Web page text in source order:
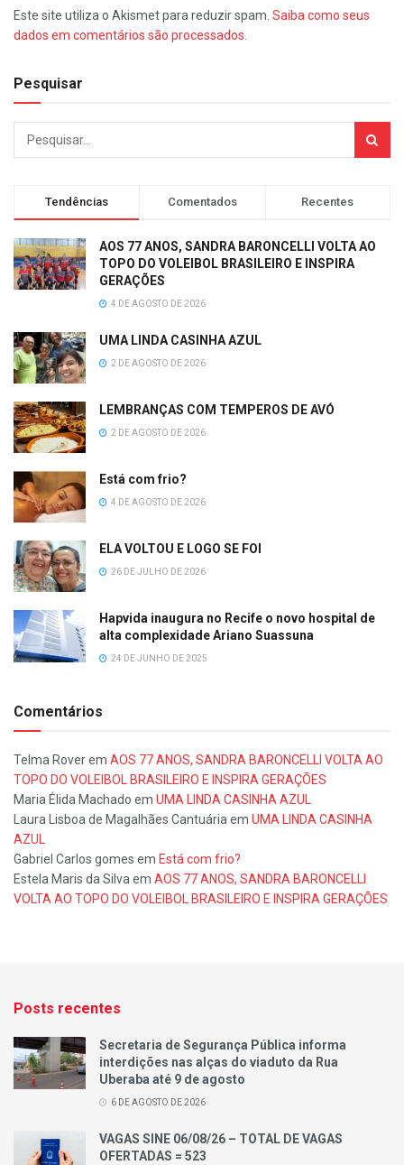
Este site utiliza o Akismet para reduzir spam. Saiba como seus
dados em comentários são processados
Pesquisar
Tendências Comentados Recentes
AOS 77 ANOS, SANDRA BARONCELLI VOLTA AO
TOPO DO VOLEIBOL BRASILEIRO E INSPIRA
GERAÇÕES
4 DE AGOSTO DE 2026
UMA LINDA CASINHA AZUL
2 DE AGOSTO DE 2026
LEMBRANÇAS COM TEMPEROS DE AVÓ
2 DE AGOSTO DE 2026
Está com frio?
4 DE AGOSTO DE 2026
ELA VOLTOU E LOGO SE FOI
26 DE JULHO DE 2026
Hapvida inaugura no Recife o novo hospital de
alta complexidade Ariano Suassuna
24 DE JUNHO DE 2025
Comentários
Telma Roverem AOS 77 ANOS, SANDRA BARONCELLI VOLTA AO
TOPO DO VOLEIBOL BRASILEIRO E INSPIRA GERAÇÕES
Maria Élida Machado em UMA LINDA CASINHA AZUL
Laura Lisboa de Magalhães Cantuáriaem UMA LINDA CASINHA
AZUL
Gabriel Carlos gomes em Está com frio?
Estela Maris da Silvaem AOS 77 ANOS, SANDRA BARONCELLI
VOLTA AO TOPO DO VOLEIBOL BRASILEIRO E INSPIRA GERAÇÕES
Posts recentes
Secretaria de Segurança Pública informa
interdições nas alças do viaduto da Rua
Uberaba até 9 de agosto
6 DE AGOSTO DE 2026
VAGAS SINE 06/08/26 – TOTAL DE VAGAS
OFERTADAS = 523